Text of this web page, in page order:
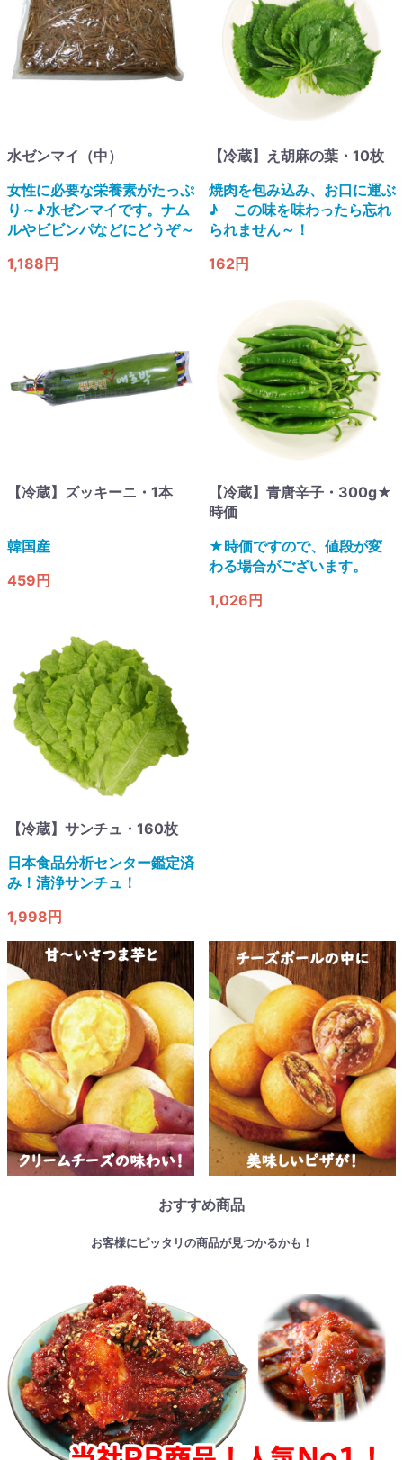
水ゼンマイ（中）
女性に必要な栄養素がたっぷ
り～♪水ゼンマイです。ナム
ルやビビンパなどにどうぞ～
1,188円
【冷蔵】え胡麻の葉・10枚
焼肉を包み込み、お口に運ぶ
♪ この味を味わったら忘れ
られません～！​
162円
【冷蔵】ズッキーニ・1本
韓国産
459円
【冷蔵】青唐辛子・300g★
時価
★時価ですので、値段が変
わる場合がございます。
1,026円
【冷蔵】サンチュ・160枚
日本食品分析センター鑑定済
み！清浄サンチュ！
1,998円
おすすめ商品
お客様にピッタリの商品が見つかるかも！